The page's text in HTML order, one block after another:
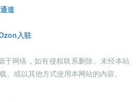
道
入驻
于网络，如有侵权联系删除。未经本站
、或以其他方式使用本网站的内容。